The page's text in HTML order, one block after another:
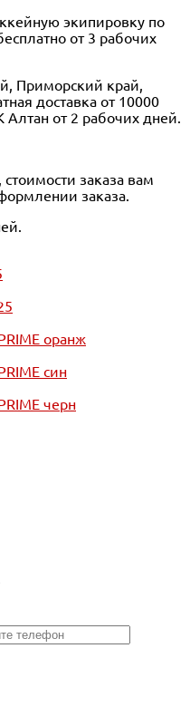
экипировку по
от 3 рабочих
Приморский край,
доставка от 10000
от 2 рабочих дней.
заказа вам
заказа.
оранж
син
черн